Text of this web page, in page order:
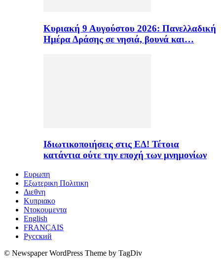
Κυριακή 9 Αυγούστου 2026: Πανελλαδική
Ημέρα Δράσης σε νησιά, βουνά και…
Ιδιωτικοποιήσεις στις ΕΔ! Τέτοια
κατάντια ούτε την εποχή των μνημονίων
Ευρωπη
Εξωτερικη Πολιτικη
Διεθνη
Κυπριακο
Ντοκουμεντα
English
FRANÇAIS
Русский
© Newspaper WordPress Theme by TagDiv